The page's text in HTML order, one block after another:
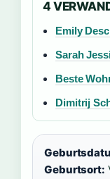
4
Emily
Sarah
Beste
Dimitrij
Geburtsort: